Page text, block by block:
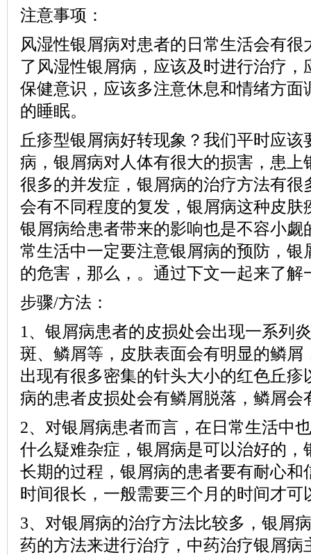
注意事项：
风湿性银屑病对患者的日常生活会有很
了风湿性银屑病，应该及时进行治疗，
保健意识，应该多注意休息和情绪方面
的睡眠。
丘疹型银屑病好转现象？我们平时应该
病，银屑病对人体有很大的损害，患上
很多的并发症，银屑病的治疗方法有很
会有不同程度的复发，银屑病这种皮肤
银屑病给患者带来的影响也是不容小觑
常生活中一定要注意银屑病的预防，银
的危害，那么，。通过下文一起来了解
步骤/方法：
1、银屑病患者的皮损处会出现一系列
斑、鳞屑等，皮肤表面会有明显的鳞屑
出现有很多密集的针头大小的红色丘疹
病的患者皮损处会有鳞屑脱落，鳞屑会
2、对银屑病患者而言，在日常生活中
什么疑难杂症，银屑病是可以治好的，
长期的过程，银屑病的患者要有耐心和
时间很长，一般需要三个月的时间才可
3、对银屑病的治疗方法比较多，银屑
药的方法来进行治疗，中药治疗银屑病